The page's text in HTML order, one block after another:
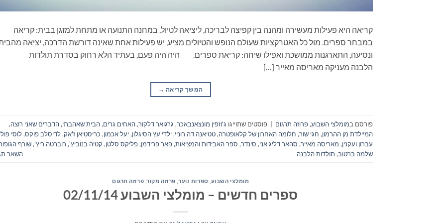
קריאה היא פעילות מעשירה ומהנה בין קפיצה לבריכה, ליציאה לטיול, במחנה התנועה או מתחת למזגן בבית: קריאה
במבחר ספרים. מול כל האטרקציות שעולם הנופש והטיולים מציע, יש פעילות אחת שאינה דורשת הדרכה, יציאה
ונסיעה, התארגנות ממושכת ואפילו שיחה: קריאת ספרים. היה היה פעם, בעתיד הלא רחוק בסדרת תולדות
הלבנה מעניקה מאריסה מאייר […]
המשך קריאה →
פורסם במומלצי השבוע,פרוזה תרגום | פוסטים שתוייגו ג'וזפין מונצאנבאכר, גרגואר דלקור,האחים גרים,הבית שאהבתי,הדברים שאני רוצה,
המיילדת מן ההרמון, חגי שור, חלומה האחרון של קלאופטרה,טטיאנה דה רוניי,ילדי עץ הסיגלון,יעל אכמון, כריסטיאן ז'אק,לדיסלב פוקס,לוסי פולי
עברון ועקנין, מאריסה מאייר, סהאר דליג'אני, סינדר, ספר האבידות והמציאות,פאר פרידמן,פליקס סלטן, קטיה בנוביץ', רוברטה ריץ',שורף
שלמה ברטוב, תולדות הלבנה השאר
מומלצי השבוע ספרות נוער, פרוזה מקור, פרוזה תרגום
ספרים חדשים – מומלצי השבוע 02/11/14